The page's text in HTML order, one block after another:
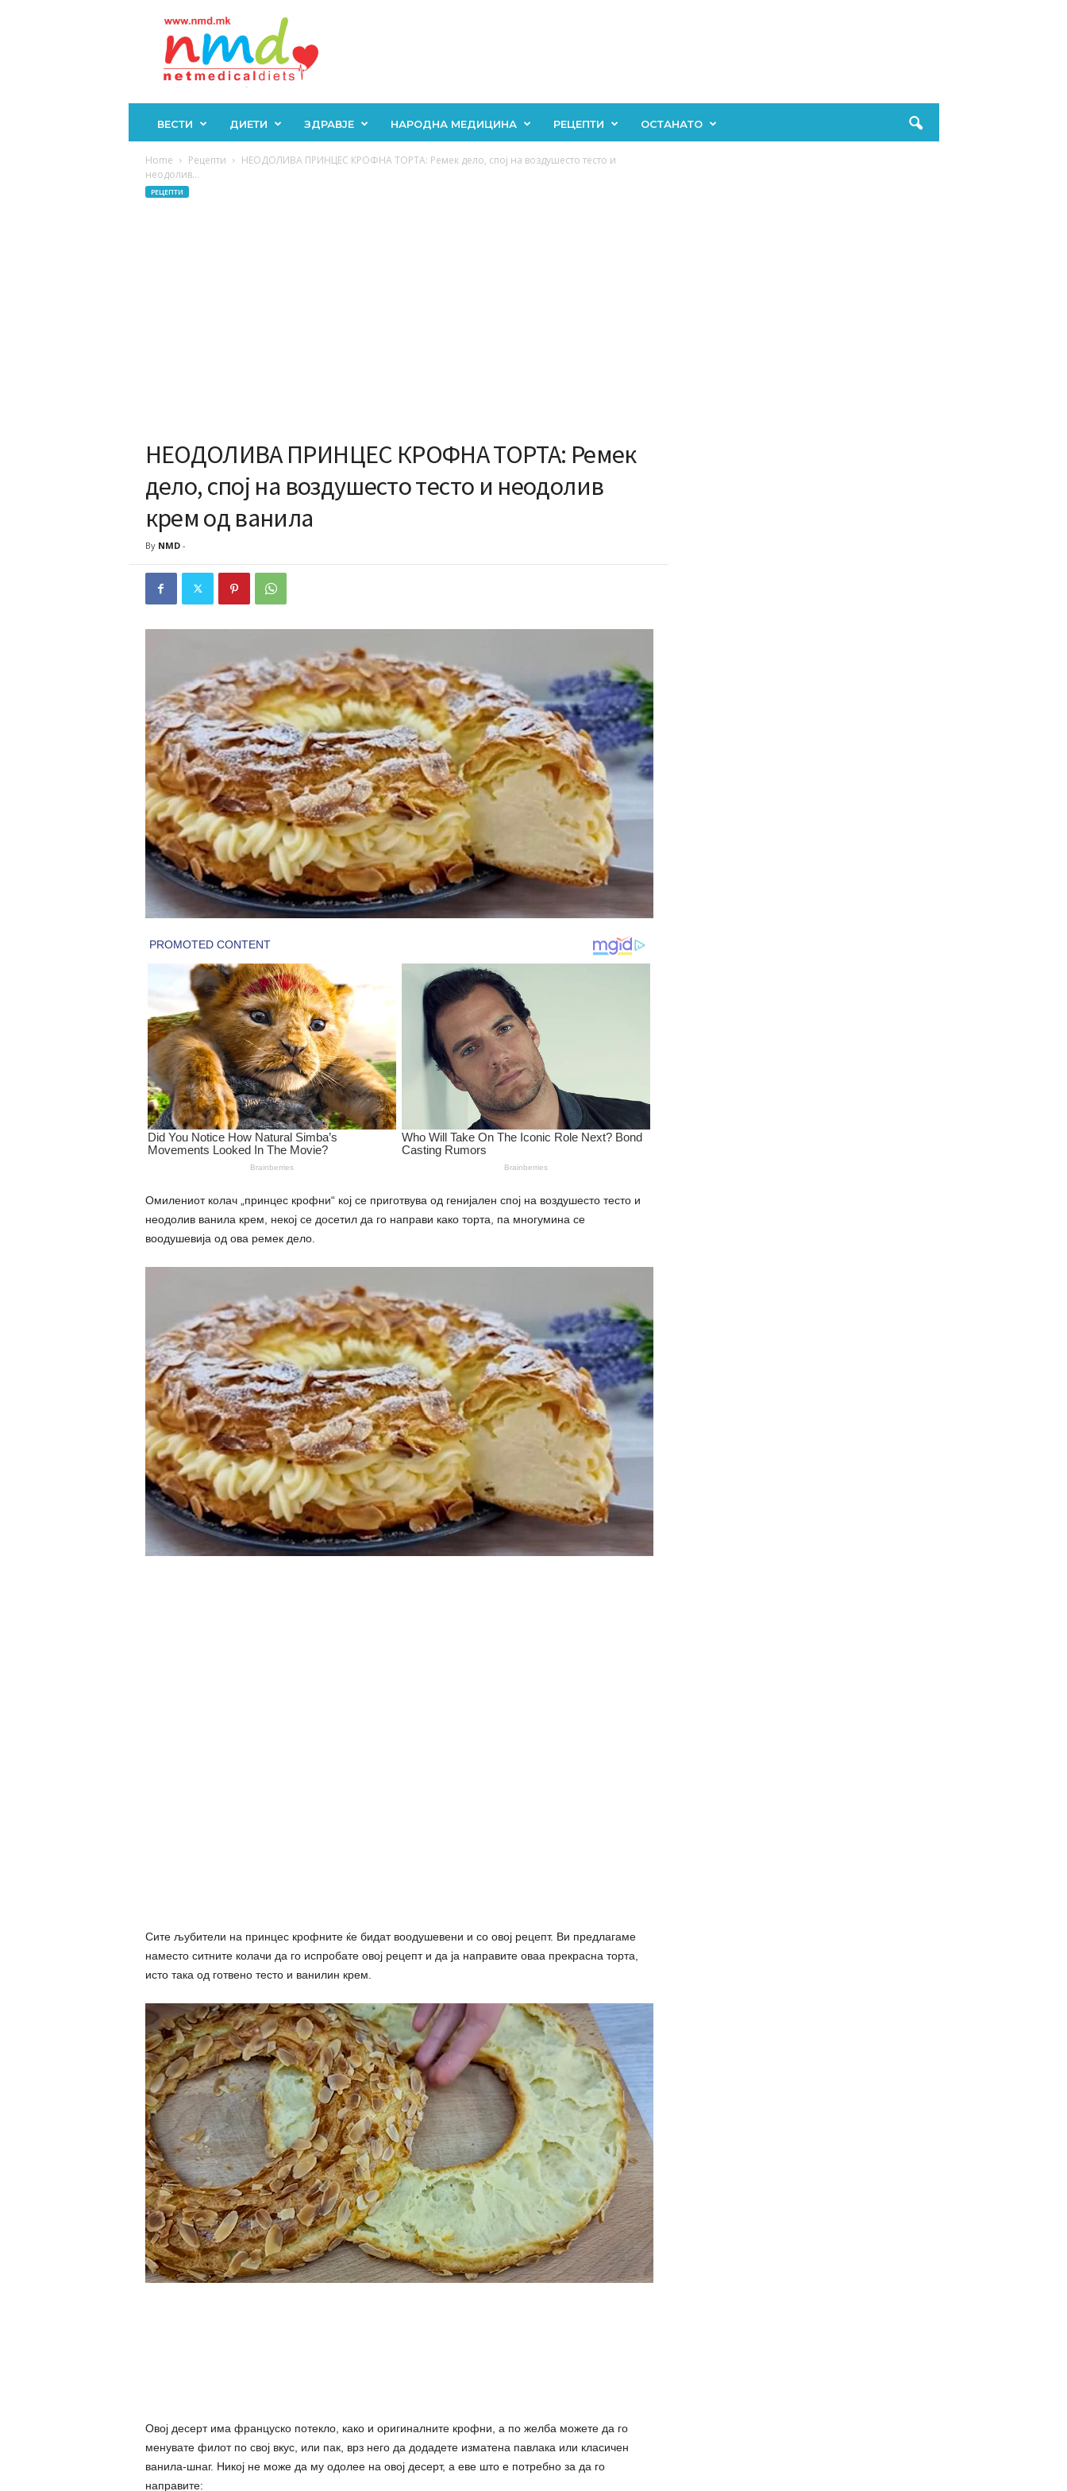
ВЕСТИ ДИЕТИ ЗДРАВЈЕ НАРОДНА МЕДИЦИНА РЕЦЕПТИ ОСТАНАТО
Home Рецепти
НЕОДОЛИВА ПРИНЦЕС КРОФНА ТОРТА: Ремек дело, спој на воздушесто тесто и
неодолив...
РЕЦЕПТИ
НЕОДОЛИВА ПРИНЦЕС КРОФНА ТОРТА: Ремек
дело, спој на воздушесто тесто и неодолив
крем од ванила
By NMD-
Омилениот колач „принцес крофни“ кој се приготвува од генијален спој на воздушесто тесто и
неодолив ванила крем, некој се досетил да го направи како торта, па многумина се
воодушевија од ова ремек дело.
Сите љубители на принцес крофните ќе бидат воодушевени и со овој рецепт. Ви предлагаме
наместо ситните колачи да го испробате овој рецепт и да ја направите оваа прекрасна торта,
исто така од готвено тесто и ванилин крем.
Овој десерт има француско потекло, како и оригиналните крофни, а по желба можете да го
менувате филот по свој вкус, или пак, врз него да додадете изматена павлака или класичен
ванила-шнаг. Никој не може да му одолее на овој десерт, а еве што е потребно за да го
направите: